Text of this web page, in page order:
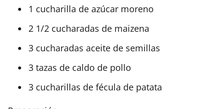
1 cucharilla de azúcar moreno
2 1/2 cucharadas de maizena
3 cucharadas aceite de semillas
3 tazas de caldo de pollo
3 cucharillas de fécula de patata